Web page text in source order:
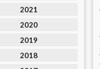
2021
2020
2019
2018